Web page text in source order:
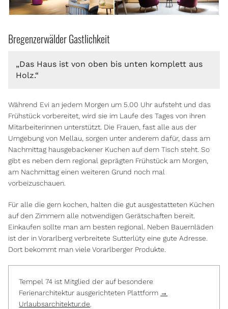
Bregenzerwälder Gastlichkeit
„Das Haus ist von oben bis unten komplett aus
Holz.“
Während Evi an jedem Morgen um 5.00 Uhr aufsteht und das
Frühstück vorbereitet, wird sie im Laufe des Tages von ihren
Mitarbeiterinnen unterstützt. Die Frauen, fast alle aus der
Umgebung von Mellau, sorgen unter anderem dafür, dass am
Nachmittag hausgebackener Kuchen auf dem Tisch steht. So
gibt es neben dem regional geprägten Frühstück am Morgen,
am Nachmittag einen weiteren Grund noch mal
vorbeizuschauen.
Für alle die gern kochen, halten die gut ausgestatteten Küchen
auf den Zimmern alle notwendigen Gerätschaften bereit.
Einkaufen sollte man am besten regional. Neben Bauernläden
ist der in Vorarlberg verbreitete Sutterlüty eine gute Adresse.
Dort bekommt man viele Vorarlberger Produkte.
Tempel 74 ist Mitglied der auf besondere
Ferienarchitektur ausgerichteten Plattform →
Urlaubsarchitektur.de